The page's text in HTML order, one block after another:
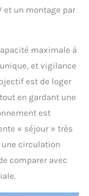
et un montage par
maximale à
et vigilance
est de loger
en gardant une
est
« séjour » très
circulation
comparer avec